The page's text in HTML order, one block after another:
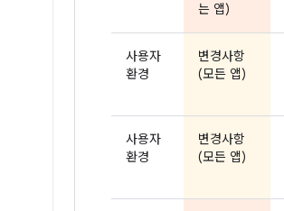
는 앱)
사용자
환경
변경사항
(모든 앱)
사용자
환경
변경사항
(모든 앱)